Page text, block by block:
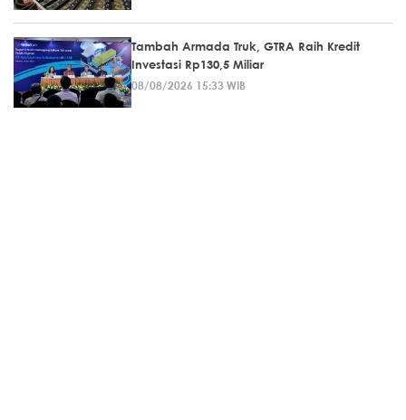
Tambah Armada Truk, GTRA Raih Kredit
Investasi Rp130,5 Miliar
08/08/2026 15:33 WIB